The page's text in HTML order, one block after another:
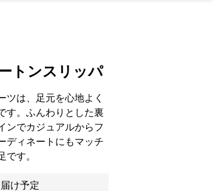
トンスリッパ
ツは、足元を心地よく
す。ふんわりとした裏
ンでカジュアルからフ
ディネートにもマッチ
です。
け予定